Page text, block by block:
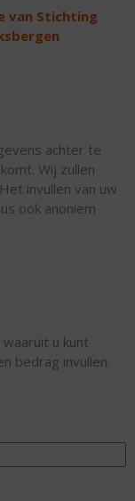
van Stichting
achter te
Wij zullen
invullen van uw
ook anoniem
u kunt
bedrag invullen.